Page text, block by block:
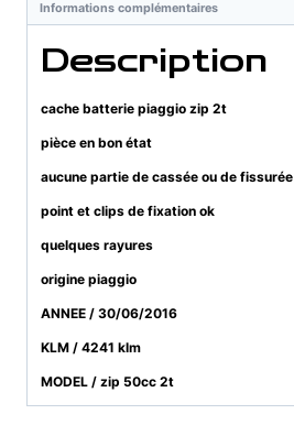
Informations complémentaires
Description
cache batterie piaggio zip 2t
pièce en bon état
aucune partie de cassée ou de fissurée
point et clips de fixation ok
quelques rayures
origine piaggio
ANNEE / 30/06/2016
KLM / 4241 klm
MODEL / zip 50cc 2t